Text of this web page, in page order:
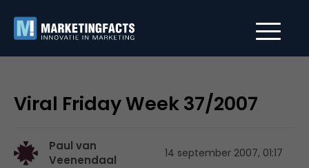
Viral Friday Week 37/2007
Paul van
Veenendaal
14 september 2007, 01:17